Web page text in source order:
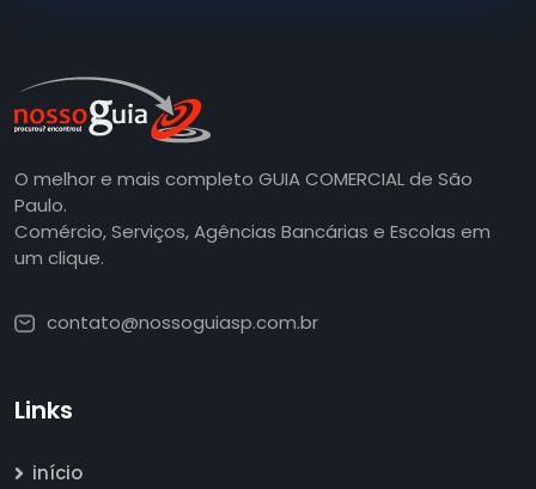
O melhor e mais completo GUIA COMERCIAL de São
Paulo.
Comércio, Serviços, Agências Bancárias e Escolas em
um clique.
contato@nossoguiasp.com.br
Links
início